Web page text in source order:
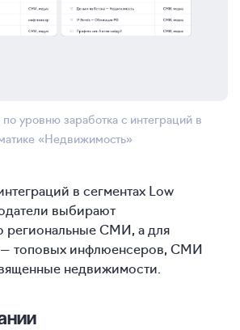
уровню заработка с интеграций в
«Недвижимость»
в сегментах Low
выбирают
региональные СМИ, а для
— топовых инфлюенсеров, СМИ
недвижимости.